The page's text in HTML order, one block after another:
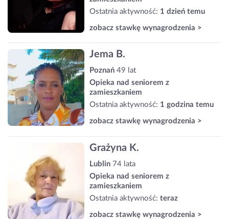
Ostatnia aktywność: 1 dzień temu
zobacz stawkę wynagrodzenia >
Jema B.
Poznań 49 lat
Opieka nad seniorem z
zamieszkaniem
Ostatnia aktywność: 1 godzina temu
zobacz stawkę wynagrodzenia >
Grażyna K.
Lublin 74 lata
Opieka nad seniorem z
zamieszkaniem
Ostatnia aktywność: teraz
zobacz stawkę wynagrodzenia >